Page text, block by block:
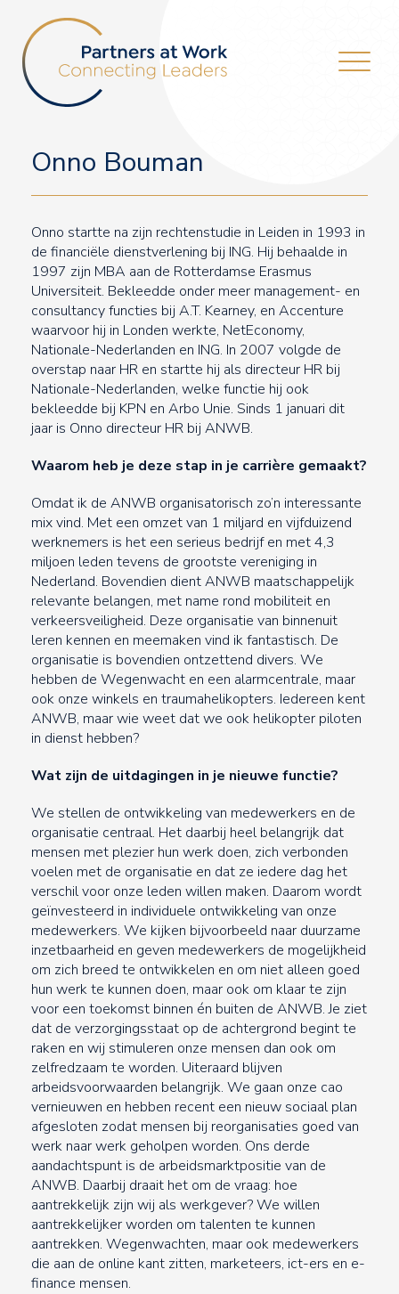
Onno Bouman
Onno startte na zijn rechtenstudie in Leiden in 1993 in
de financiële dienstverlening bij ING. Hij behaalde in
1997 zijn MBA aan de Rotterdamse Erasmus
Universiteit. Bekleedde onder meer management- en
consultancy functies bij A.T. Kearney, en Accenture
waarvoor hij in Londen werkte, NetEconomy,
Nationale-Nederlanden en ING. In 2007 volgde de
overstap naar HR en startte hij als directeur HR bij
Nationale-Nederlanden, welke functie hij ook
bekleedde bij KPN en Arbo Unie. Sinds 1 januari dit
jaar is Onno directeur HR bij ANWB.
Waarom heb je deze stap in je carrière gemaakt?
Omdat ik de ANWB organisatorisch zo’n interessante
mix vind. Met een omzet van 1 miljard en vijfduizend
werknemers is het een serieus bedrijf en met 4,3
miljoen leden tevens de grootste vereniging in
Nederland. Bovendien dient ANWB maatschappelijk
relevante belangen, met name rond mobiliteit en
verkeersveiligheid. Deze organisatie van binnenuit
leren kennen en meemaken vind ik fantastisch. De
organisatie is bovendien ontzettend divers. We
hebben de Wegenwacht en een alarmcentrale, maar
ook onze winkels en traumahelikopters. Iedereen kent
ANWB, maar wie weet dat we ook helikopter piloten
in dienst hebben?
Wat zijn de uitdagingen in je nieuwe functie?
We stellen de ontwikkeling van medewerkers en de
organisatie centraal. Het daarbij heel belangrijk dat
mensen met plezier hun werk doen, zich verbonden
voelen met de organisatie en dat ze iedere dag het
verschil voor onze leden willen maken. Daarom wordt
geïnvesteerd in individuele ontwikkeling van onze
medewerkers. We kijken bijvoorbeeld naar duurzame
inzetbaarheid en geven medewerkers de mogelijkheid
om zich breed te ontwikkelen en om niet alleen goed
hun werk te kunnen doen, maar ook om klaar te zijn
voor een toekomst binnen én buiten de ANWB. Je ziet
dat de verzorgingsstaat op de achtergrond begint te
raken en wij stimuleren onze mensen dan ook om
zelfredzaam te worden. Uiteraard blijven
arbeidsvoorwaarden belangrijk. We gaan onze cao
vernieuwen en hebben recent een nieuw sociaal plan
afgesloten zodat mensen bij reorganisaties goed van
werk naar werk geholpen worden. Ons derde
aandachtspunt is de arbeidsmarktpositie van de
ANWB. Daarbij draait het om de vraag: hoe
aantrekkelijk zijn wij als werkgever? We willen
aantrekkelijker worden om talenten te kunnen
aantrekken. Wegenwachten, maar ook medewerkers
die aan de online kant zitten, marketeers, ict-ers en e-
finance mensen.